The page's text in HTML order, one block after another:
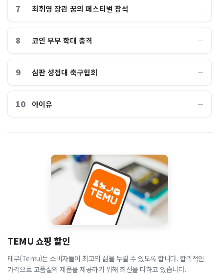
7 최휘영 장관 꿈의 페스티벌 참석 ―
8 코인 부부 학대 충격 ―
9 심판 성접대 축구협회 ―
10 아이유 ―
TEMU 쇼핑 할인
테무(Temu)는 소비자들이 최고의 삶을 누릴 수 있도록 합니다. 합리적인
가격으로 고품질의 제품을 제공하기 위해 최선을 다하고 있습니다.